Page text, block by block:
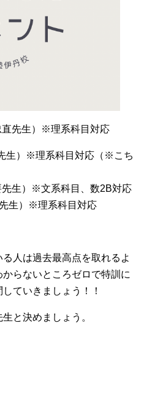
直先生）※理系科目対応
※理系科目対応（※こち
先生）※文系科目、数2B対応
）※理系科目対応
人は過去最高点を取れるよ
らないところゼロで特訓に
ていきましょう！！
と決めましょう。